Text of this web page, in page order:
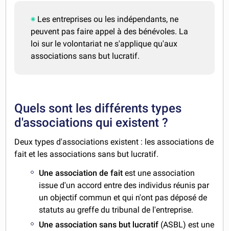
Les entreprises ou les indépendants, ne
peuvent pas faire appel à des bénévoles. La
loi sur le volontariat ne s'applique qu'aux
associations sans but lucratif.
Quels sont les différents types
d'associations qui existent ?
Deux types d'associations existent : les associations de
fait et les associations sans but lucratif.
Une association de faitest une association
issue d'un accord entre des individus réunis par
un objectif commun et qui n'ont pas déposé de
statuts au greffe du tribunal de l'entreprise.
Une association sans but lucratif (ASBL) est une